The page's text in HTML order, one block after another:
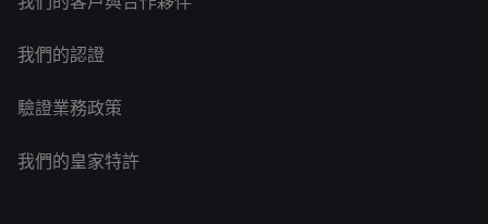
我們的認證
驗證業務政策
我們的皇家特許